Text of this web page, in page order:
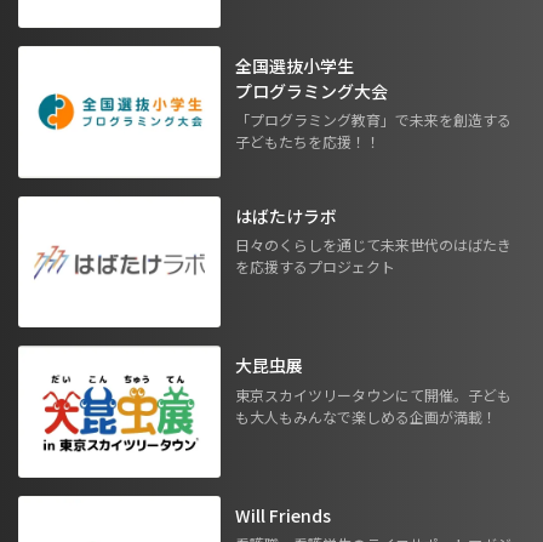
全国選抜小学生
プログラミング大会
「プログラミング教育」で未来を創造する
子どもたちを応援！！
はばたけラボ
日々のくらしを通じて未来世代のはばたき
を応援するプロジェクト
大昆虫展
東京スカイツリータウンにて開催。子ども
も大人もみんなで楽しめる企画が満載！
Will Friends